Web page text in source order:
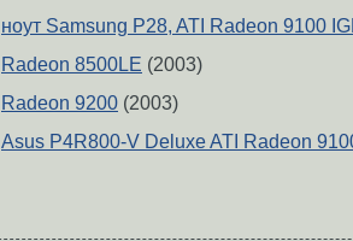
ноут Samsung P28, ATI Radeon 9100
Radeon 8500LE (2003)
Radeon 9200 (2003)
Asus P4R800-V Deluxe ATI Radeon